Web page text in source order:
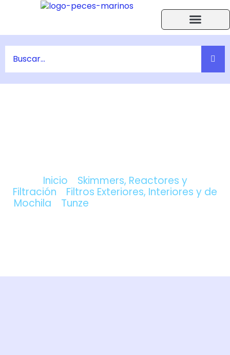
Inicio
Skimmers, Reactores y
Filtración
Filtros Exteriores, Interiores y de
Mochila
Tunze